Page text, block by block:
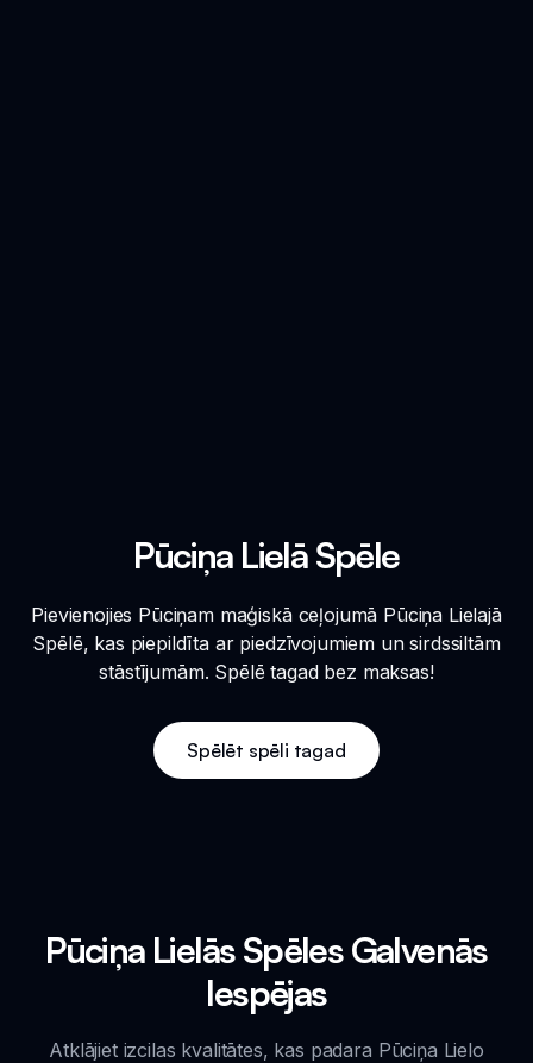
Pūciņa Lielā Spēle
Pievienojies Pūciņam maģiskā ceļojumā Pūciņa Lielajā
Spēlē, kas piepildīta ar piedzīvojumiem un sirdssiltām
stāstījumām. Spēlē tagad bez maksas!
Spēlēt spēli tagad
Pūciņa Lielās Spēles Galvenās
Iespējas
Atklājiet izcilas kvalitātes, kas padara Pūciņa Lielo